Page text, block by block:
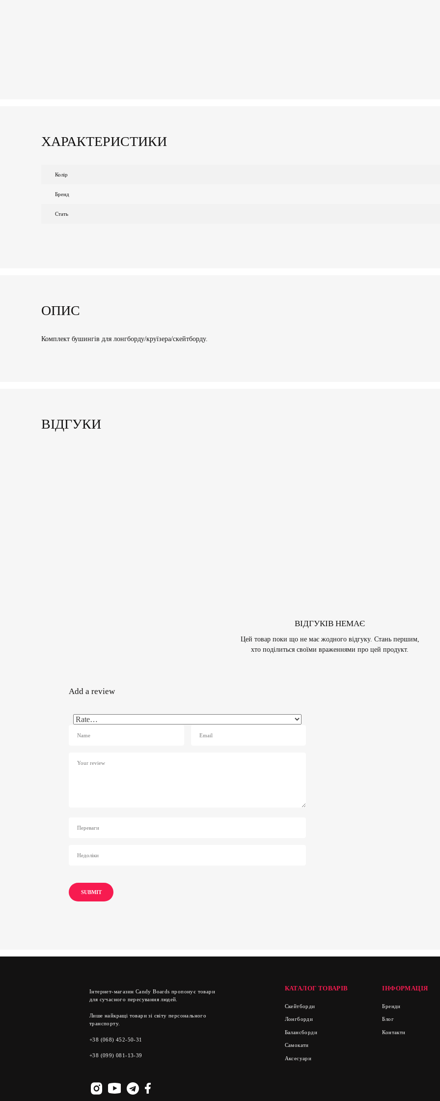
ХАРАКТЕРИСТИКИ
Колір
Бренд
Стать
ОПИС
Комплект бушингів для лонгборду/круїзера/скейтборду.
ВІДГУКИ
ВІДГУКІВ НЕМАЄ
Цей товар поки що не має жодного відгуку. Стань першим,
хто поділиться своїми враженнями про цей продукт.
Add a review
Інтернет-магазин Candy Boards пропонує товари
для сучасного пересування людей.
Лише найкращі товари зі світу персонального
транспорту.
+38 (068) 452-50-31
+38 (099) 081-13-39
КАТАЛОГ ТОВАРІВ
Скейтборди
Лонгборди
Балансборди
Самокати
Аксесуари
ІНФОРМАЦІЯ
Бренди
Блог
Контакти